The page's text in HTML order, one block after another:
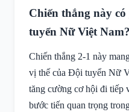
Chiến thắng này
tuyển Nữ Việt Nam?
Chiến thắng 2-1 này
vị thế của Đội tuyển Nữ
tăng cường cơ hội đi tiếp
bước tiến quan trọng